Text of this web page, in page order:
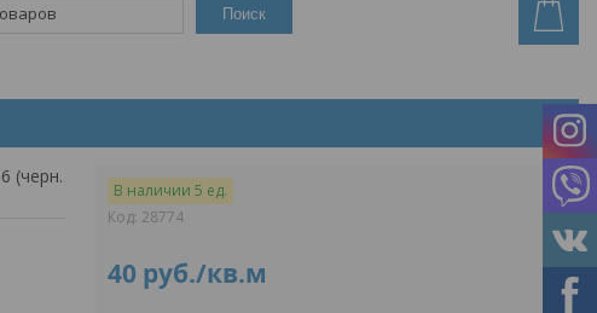
Поиск
Напольное покр. иглопробивное energy urb 966 (черный) 1,0м
В наличии 5 ед.
Код: 28774
40 руб./кв.м